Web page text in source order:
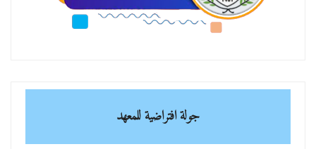
جولة افتراضية للمعهد